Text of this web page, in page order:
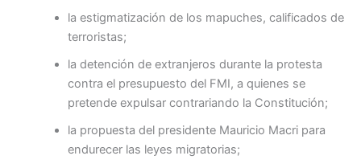
la estigmatización de los mapuches, calificados de
terroristas;
la detención de extranjeros durante la protesta
contra el presupuesto del FMI, a quienes se
pretende expulsar contrariando la Constitución;
la propuesta del presidente Mauricio Macri para
endurecer las leyes migratorias;